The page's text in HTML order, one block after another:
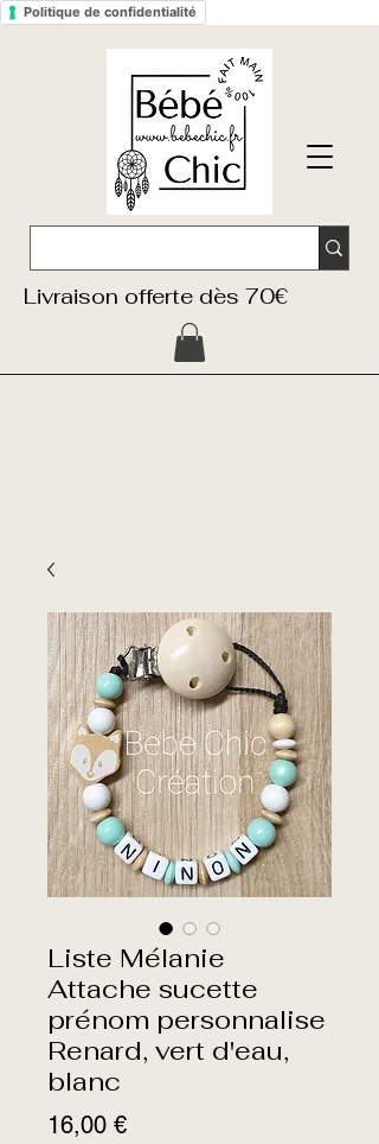
Politique de confidentialité
Livraison offerte dès 70€
Liste Mélanie
Attache sucette
prénom personnalise
Renard, vert d'eau,
blanc
16,00 €Prix